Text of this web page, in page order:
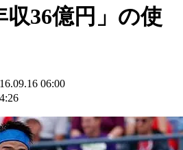
36億円」の使
06:00